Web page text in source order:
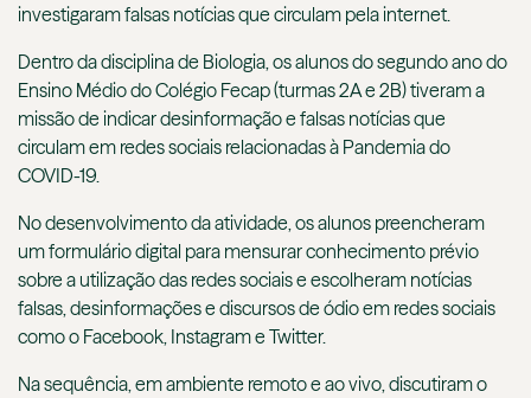
investigaram falsas notícias que circulam pela internet.
Dentro da disciplina de Biologia, os alunos do segundo ano do
Ensino Médio do Colégio Fecap (turmas 2A e 2B) tiveram a
missão de indicar desinformação e falsas notícias que
circulam em redes sociais relacionadas à Pandemia do
COVID-19.
No desenvolvimento da atividade, os alunos preencheram
um formulário digital para mensurar conhecimento prévio
sobre a utilização das redes sociais e escolheram notícias
falsas, desinformações e discursos de ódio em redes sociais
como o Facebook, Instagram e Twitter.
Na sequência, em ambiente remoto e ao vivo, discutiram o